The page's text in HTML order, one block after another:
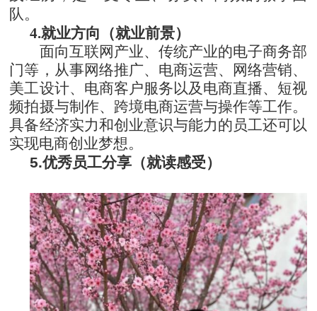
队。
4.就业方向（就业前景）
面向互联网产业、传统产业的电子商务部
门等，从事网络推广、电商运营、网络营销、
美工设计、电商客户服务以及电商直播、短视
频拍摄与制作、跨境电商运营与操作等工作。
具备经济实力和创业意识与能力的员工还可以
实现电商创业梦想。
5.优秀员工分享（就读感受）